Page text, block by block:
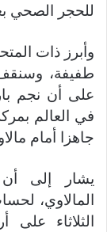
للحجر الصحي
وأبرز ذات
طفيفة، وسنقف
على أن نجم
في العالم
جاهزا أمام
يشار إلى
المالاوي،
الثلاثاء